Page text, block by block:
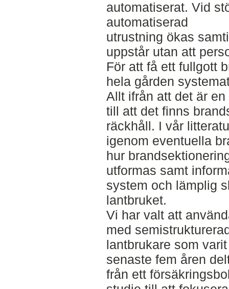
automatiserat. Vid
automatiserad
utrustning ökas
uppstår utan att
För att få ett fullgott
hela gården
Allt ifrån att det är
till att det finns
räckhåll. I vår
igenom eventuella
hur
utformas samt
system och lämplig
lantbruket.
Vi har valt att
med
lantbrukare som
senaste fem åren
från ett